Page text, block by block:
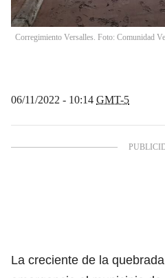
Corregimiento Versalles. Foto: Comunidad
06/11/2022 - 10:14 GMT-5
La creciente de la